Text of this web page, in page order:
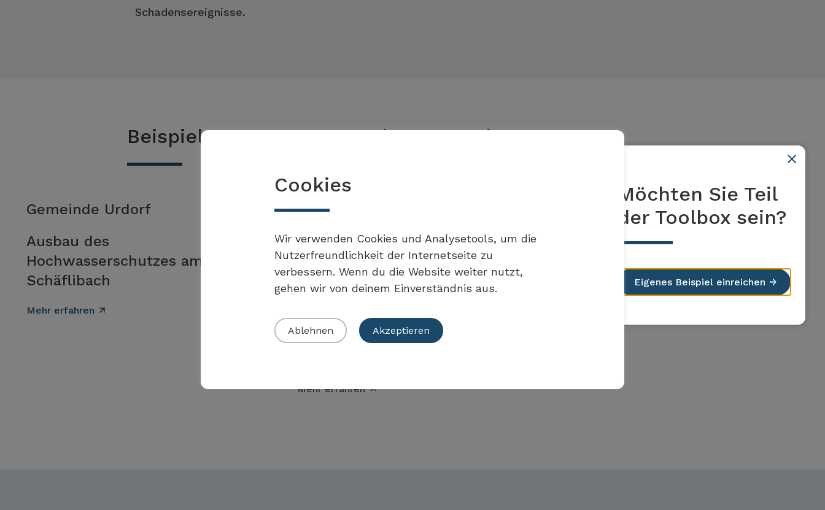
Schadensereignisse.
Möchten Sie Teil
der Toolbox sein?
Eigenes Beispiel einreichen
Beispiele zur Umsetzung der Massnahme
Gemeinde Urdorf
Ausbau des
Hochwasserschutzes am
Schäflibach
Mehr erfahren
Gemeinde Riehen
Projekte zum
Hochwasserschutz und
Informationen für die
eigentümer über ihre
Verpflichtung zum
Mehr erfahren
Kanton Obwalden:
Übersicht über das
Saarnetal
Cookies
Wir verwenden Cookies und Analysetools, um die
Nutzerfreundlichkeit der Internetseite zu
verbessern. Wenn du die Website weiter nutzt,
gehen wir von deinem Einverständnis aus.
Ablehnen Akzeptieren